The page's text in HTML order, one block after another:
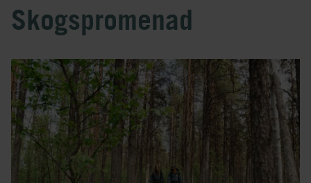
Skogspromenad